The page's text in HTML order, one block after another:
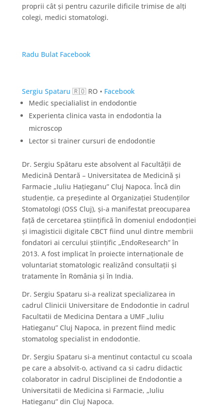
proprii cât şi pentru cazurile dificile trimise de alţi
colegi, medici stomatologi.
Radu Bulat Facebook
Sergiu Spataru 🇷🇴 RO • Facebook
Medic specialialist in endodontie
Experienta clinica vasta in endodontia la
microscop
Lector si trainer cursuri de endodontie
Dr. Sergiu Spătaru este absolvent al Facultăţii de
Medicină Dentară – Universitatea de Medicină şi
Farmacie „Iuliu Haţieganu” Cluj Napoca. Încă din
studenţie, ca preşedinte al Organizaţiei Studenţilor
Stomatologi (OSS Cluj), şi-a manifestat preocuparea
faţă de cercetarea ştiinţifică în domeniul endodonţiei
şi imagisticii digitale CBCT fiind unul dintre membrii
fondatori ai cercului ştiinţific „EndoResearch” în
2013. A fost implicat în proiecte internaţionale de
voluntariat stomatologic realizând consultaţii şi
tratamente în România şi în India.
Dr. Sergiu Spataru si-a realizat specializarea in
cadrul Clinicii Universitare de Endodontie in cadrul
Facultatii de Medicina Dentara a UMF „Iuliu
Hatieganu” Cluj Napoca, in prezent fiind medic
stomatolog specialist in endodontie.
Dr. Sergiu Spataru si-a mentinut contactul cu scoala
pe care a absolvit-o, activand ca si cadru didactic
colaborator in cadrul Disciplinei de Endodontie a
Universitatii de Medicina si Farmacie, „Iuliu
Hatieganu” din Cluj Napoca.